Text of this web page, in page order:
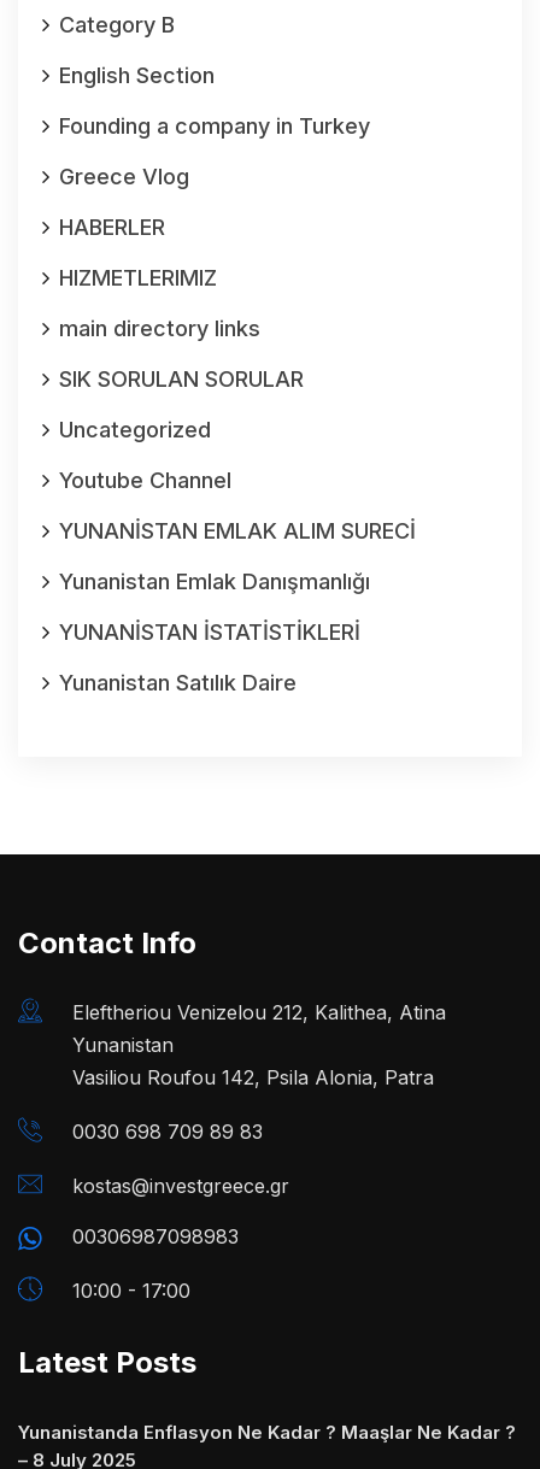
Category B
English Section
Founding a company in Turkey
Greece Vlog
HABERLER
HIZMETLERIMIZ
main directory links
SIK SORULAN SORULAR
Uncategorized
Youtube Channel
YUNANİSTAN EMLAK ALIM SURECİ
Yunanistan Emlak Danışmanlığı
YUNANİSTAN İSTATİSTİKLERİ
Yunanistan Satılık Daire
Contact Info
Eleftheriou Venizelou 212, Kalithea, Atina
Yunanistan
Vasiliou Roufou 142, Psila Alonia, Patra
0030 698 709 89 83
kostas@investgreece.gr
00306987098983
10:00 - 17:00
Latest Posts
Yunanistanda Enflasyon Ne Kadar ? Maaşlar Ne Kadar ?
– 8 July 2025